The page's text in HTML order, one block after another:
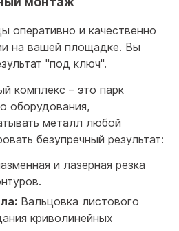
оперативно и качественно
на вашей площадке. Вы
"под ключ".
комплекс – это парк
оборудования,
металл любой
безупречный результат:
и лазерная резка
Вальцовка листового
криволинейных